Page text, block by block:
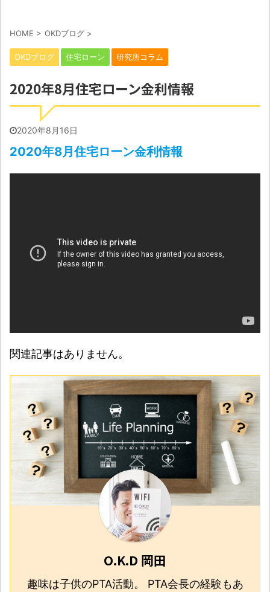
HOME > OKDブログ >
OKDブログ 住宅ローン 研究所コラム
2020年8月住宅ローン金利情報
2020年8月16日
2020年8月住宅ローン金利情報
関連記事はありません。
O.K.D 岡田
趣味は子供のPTA活動。 PTA会長の経験もあ